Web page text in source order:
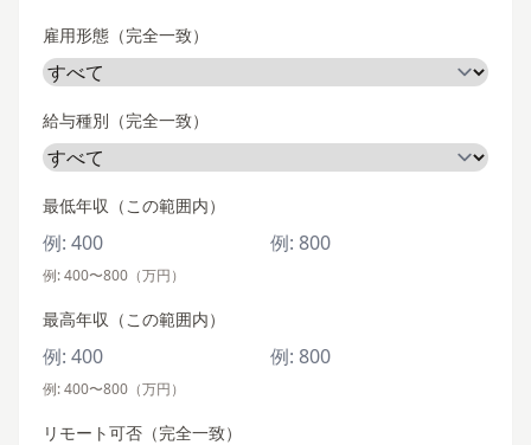
雇用形態（完全一致）
給与種別（完全一致）
最低年収（この範囲内）
例: 400〜800（万円）
最高年収（この範囲内）
例: 400〜800（万円）
リモート可否（完全一致）